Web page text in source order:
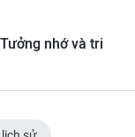
nhớ và tri